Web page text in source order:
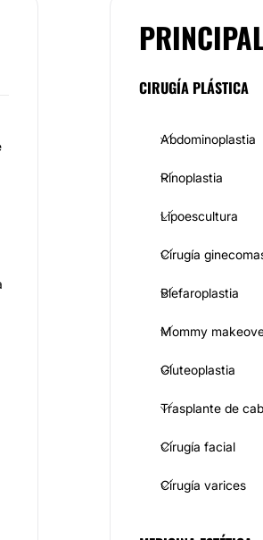
CIRUGÍA PLÁSTICA
Abdominoplastia
Rinoplastia
Lipoescultura
Cirugía
Blefaroplastia
Mommy
Gluteoplastia
Trasplante de
Cirugía facial
Cirugía varices